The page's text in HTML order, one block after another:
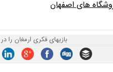
های اصفهان
بازیهای فکری ارمغان را